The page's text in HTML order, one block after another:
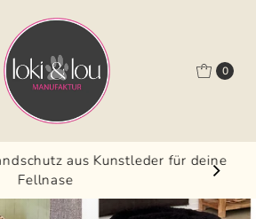
0
30 Tage Geld-zurück-